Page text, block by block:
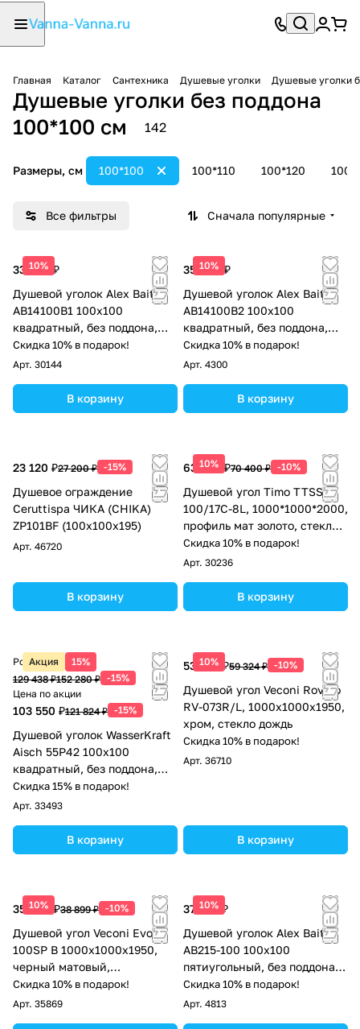
Главная Каталог Сантехника Душевые уголки Душевые уголки
Душевые уголки без поддона
100*100 см
142
Размеры, см 100*100 100*110 100*120
Все фильтры Сначала популярные
10%
33 420 ₽
Душевой уголок Alex Baitler
AB14100B1 100х100
квадратный, без поддона,
прозрачное стекло, профиль
черный
Скидка 10% в подарок!
Арт. 30144
В корзину
10%
35 000 ₽
Душевой уголок Alex Baitler
AB14100B2 100х100
квадратный, без поддона,
тонированное стекло,
черный
Скидка 10% в подарок!
Арт. 4300
В корзину
23 120 ₽27 200 ₽ -15%
Душевое ограждение
Ceruttispa ЧИКА (CHIKA)
ZP101BF (100x100x195)
Арт. 46720
В корзину
10%
63 360 ₽70 400 ₽ -10%
Душевой угол Timo TTSS-
100/17C-8L, 1000*1000*2000,
профиль мат золото, стекло
прозрачное 8 мм
Скидка 10% в подарок!
Арт. 30236
В корзину
Акция 15%
Розничная цена
129 438 ₽152 280 ₽ -15%
Цена по акции
103 550 ₽121 824 ₽ -15%
Душевой уголок WasserKraft
Aisch 55P42 100х100
квадратный, без поддона,
прозрачное стекло, золото
матовое
Скидка 15% в подарок!
Арт. 33493
В корзину
10%
53 392 ₽59 324 ₽ -10%
Душевой угол Veconi Rovigo
RV-073R/L, 1000х1000х1950,
хром, стекло дождь
Скидка 10% в подарок!
Арт. 36710
В корзину
10%
35 009 ₽38 899 ₽ -10%
Душевой угол Veconi Evo
100SP B 1000х1000x1950,
черный матовый,
прозрачное стекло
Скидка 10% в подарок!
Арт. 35869
10%
37 529 ₽
Душевой уголок Alex Baitler
AB215-100 100х100
пятиугольный, без поддона,
прозрачное стекло, хром
Скидка 10% в подарок!
Арт. 4813